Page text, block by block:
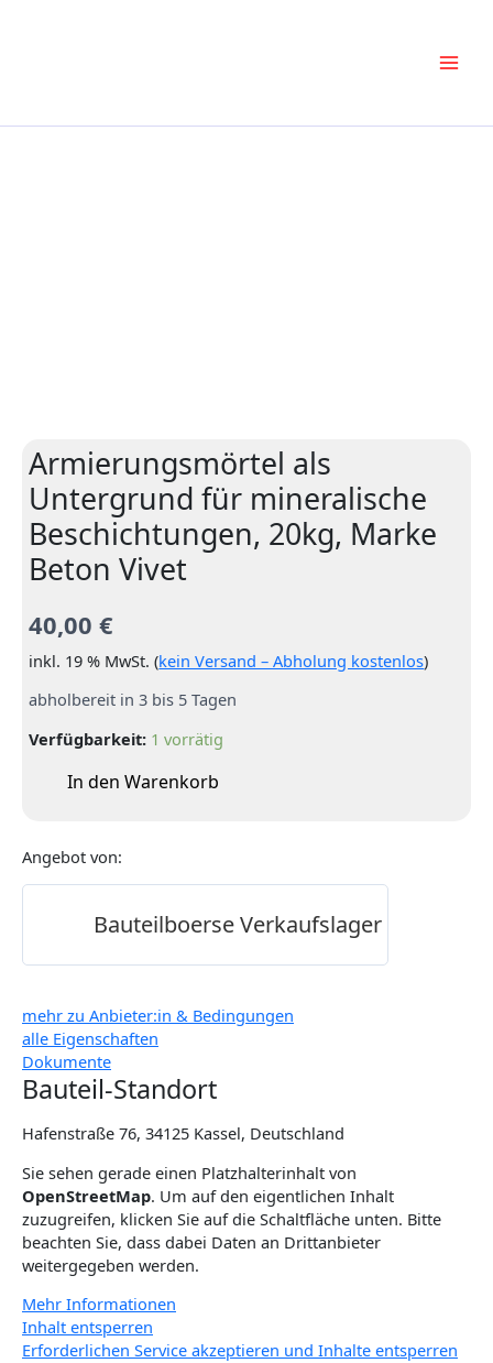
Armierungsmörtel als
Untergrund für mineralische
Beschichtungen, 20kg, Marke
Beton Vivet
40,00€
inkl. 19 % MwSt. (kein Versand – Abholung kostenlos)
abholbereit in 3 bis 5 Tagen
Verfügbarkeit: 1 vorrätig
In den Warenkorb
Angebot von:
Bauteilboerse Verkaufslager
mehr zu Anbieter:in & Bedingungen
alle Eigenschaften
Dokumente
Bauteil-Standort
Hafenstraße 76, 34125 Kassel, Deutschland
Sie sehen gerade einen Platzhalterinhalt von
OpenStreetMap. Um auf den eigentlichen Inhalt
zuzugreifen, klicken Sie auf die Schaltfläche unten. Bitte
beachten Sie, dass dabei Daten an Drittanbieter
weitergegeben werden.
Mehr Informationen
Inhalt entsperren
Erforderlichen Service akzeptieren und Inhalte entsperren